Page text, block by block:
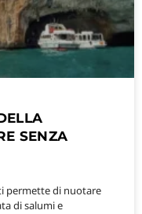
SENZA
permette di nuotare
di salumi e